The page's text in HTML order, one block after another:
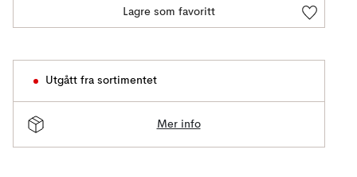
Lagre som favoritt
Utgått fra sortimentet
Mer info